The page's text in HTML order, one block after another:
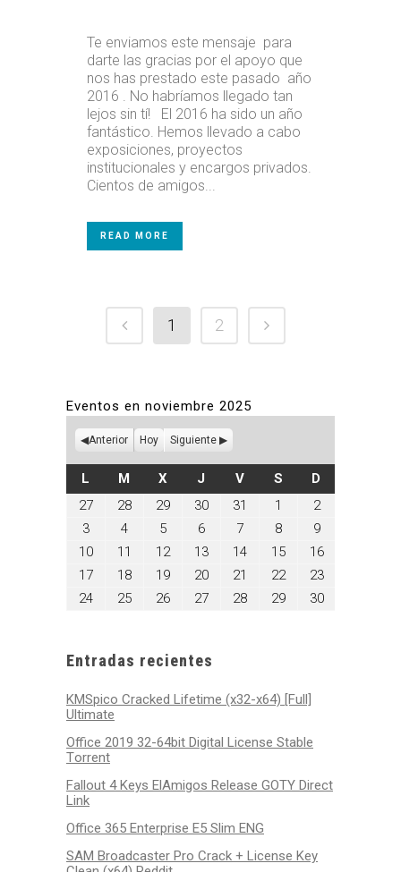
Te enviamos este mensaje para
darte las gracias por el apoyo que
nos has prestado este pasado año
2016 . No habríamos llegado tan
lejos sin tí! El 2016 ha sido un año
fantástico. Hemos llevado a cabo
exposiciones, proyectos
institucionales y encargos privados.
Cientos de amigos...
READ MORE
1 2
Eventos en noviembre 2025
Anterior Hoy Siguiente
L LUNES
M MARTES
XMIÉRCOLES
J JUEVES
VVIERNES
SSÁBADO
D
27octubre
28octubre
29octubre
30octubre
31
octubre
1
noviembre
2025
2noviembre
2,
2025
3noviembre
3,
2025
4noviembre
4,
2025
5noviembre
5,
2025
6noviembre
6,
2025
7noviembre
7,
2025
8noviembre
8,
2025
9noviembre
9,
2025
10noviembre
10,
11
noviembre
2025
12noviembre
2025
13noviembre
2025
14noviembre
2025
15noviembre
2025
16noviembre
2025
17noviembre
2025
18noviembre
18,
2025
19noviembre
2025
20noviembre
20,
2025
21
noviembre
2025
22noviembre
2025
23noviembre
23,
2025
24noviembre
25noviembre
26noviembre
27noviembre
28noviembre
29noviembre
30noviembre
Entradas recientes
KMSpico Cracked Lifetime (x32-x64) [Full]
Ultimate
Office 2019 32-64bit Digital License Stable
Tоrrеnt
Fallout 4 Keys ElAmigos Release GOTY Direct
Link
Office 365 Enterprise E5 Slim ENG
SAM Broadcaster Pro Crack + License Key